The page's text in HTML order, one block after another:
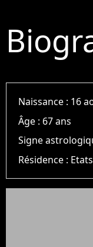
Naissance : 16
Âge : 67 ans
Signe
Résidence :